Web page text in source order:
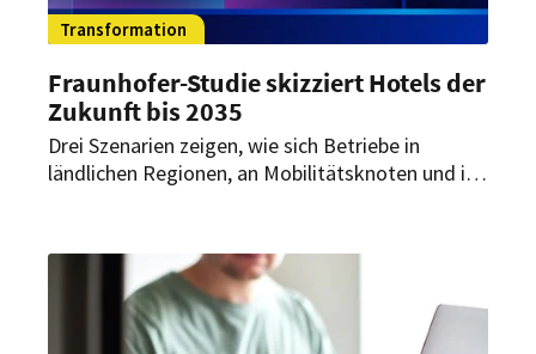
Transformation
Fraunhofer-Studie skizziert Hotels der
Zukunft bis 2035
Drei Szenarien zeigen, wie sich Betriebe in
ländlichen Regionen, an Mobilitätsknoten und in
Rollen für Hotellerie und Destinationen.